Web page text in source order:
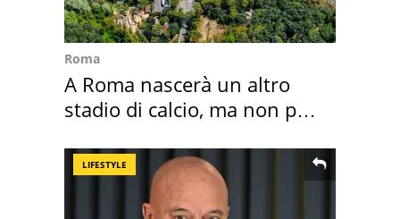
Roma
A Roma nascerà un altro
stadio di calcio, ma non per
LIFESTYLE